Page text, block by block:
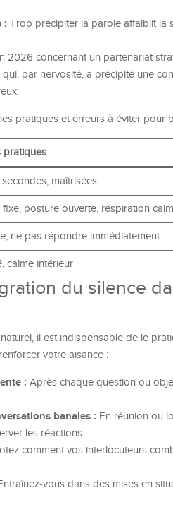
: Trop précipiter la parole affaiblit la
2026 concernant un partenariat
par nervosité, a précipité une
pratiques et erreurs à éviter pour
pratiques
maîtrisées
fixe, posture ouverte, respiration
ne pas répondre immédiatement
calme intérieur
du silence
il est indispensable de le
votre aisance :
: Après chaque question ou
banales : En réunion ou
les réactions.
comment vos interlocuteurs
vous dans des mises en